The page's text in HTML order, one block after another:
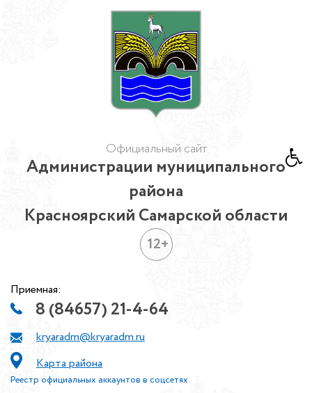
Официальный сайт
Администрации муниципального
района
Красноярский Самарской области
12+
Приемная:
8 (84657) 21-4-64
kryaradm@kryaradm.ru
Карта района
Реестр официальных аккаунтов в соцсетях